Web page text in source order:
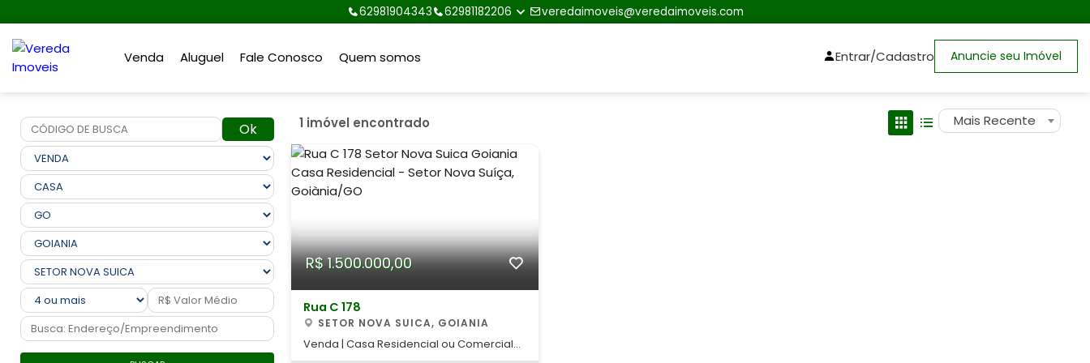
62981904343 62981182206 veredaimoveis@veredaimoveis.com
Venda Aluguel Fale Conosco Quem somos Entrar/Cadastro Anuncie seu Imóvel
Ok 1 imóvel encontrado Mais Recente
R$ 1.500.000,00
Rua C 178
SETOR NOVA SUICA, GOIANIA
Venda | Casa Residencial ou Comercial